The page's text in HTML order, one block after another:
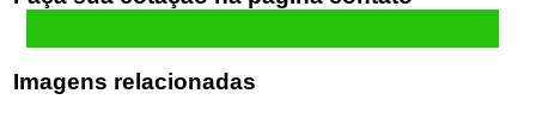
Imagens relacionadas